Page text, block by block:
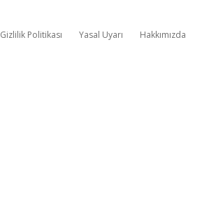
Gizlilik Politikası Yasal Uyarı Hakkımızda